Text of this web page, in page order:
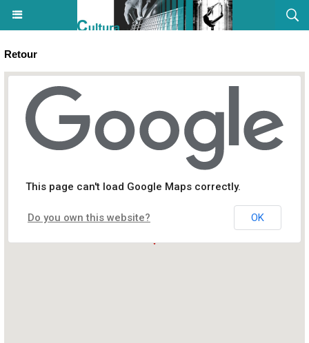
Retour
Festa di fin d'annata in casa di e lingue Bastia
This page can't load Google Maps correctly.
Do you own this website? OK